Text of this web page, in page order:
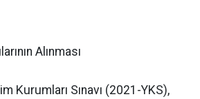
Alınması
Kurumları Sınavı (2021-YKS),